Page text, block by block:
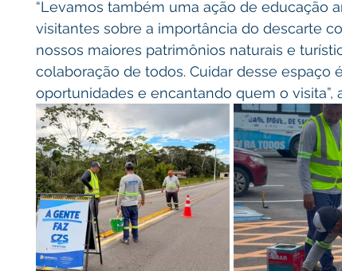
“Levamos também uma ação de educação
visitantes sobre a importância do descarte
nossos maiores patrimônios naturais e
colaboração de todos. Cuidar desse espaço
oportunidades e encantando quem o visita”,